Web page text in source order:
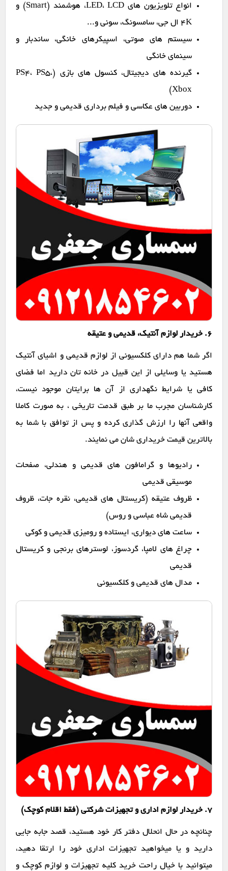
انواع تلویزیون های LED، LCD، هوشمند (Smart) و
4K ال جی، سامسونگ، سونی و...
سیستم های صوتی، اسپیکرهای خانگی، ساندبار و
سینمای خانگی
گیرنده های دیجیتال، کنسول های بازی (PS4، PS5،
Xbox)
دوربین های عکاسی و فیلم برداری قدیمی و جدید
6. خریدار لوازم آنتیک، قدیمی و عتیقه
اگر شما هم دارای کلکسیونی از لوازم قدیمی و اشیای آنتیک
هستید یا وسایلی از این قبیل در خانه تان دارید اما فضای
کافی یا شرایط نگهداری از آن ها برایتان موجود نیست،
کارشناسان مجرب ما بر طبق قدمت تاریخی ، به صورت کاملا
واقعی آنها را ارزش گذاری کرده و پس از توافق با شما به
بالاترین قیمت خریداری شان می نمایند.
رادیوها و گرامافون های قدیمی و هندلی، صفحات
موسیقی قدیمی
ظروف عتیقه (کریستال های قدیمی، نقره جات، ظروف
قدیمی شاه عباسی و روس)
ساعت های دیواری، ایستاده و رومیزی قدیمی و کوکی
چراغ های لامپا، گردسوز، لوسترهای برنجی و کریستال
قدیمی
مدال های قدیمی و کلکسیونی
7. خریدار لوازم اداری و تجهیزات شرکتی (فقط اقلام کوچک)
چنانچه در حال انحلال دفتر کار خود هستید، قصد جابه جایی
دارید و یا میخواهید تجهیزات اداری خود را ارتقا دهید،
میتوانید با خیال راحت خرید کلیه تجهیزات و لوازم کوچک و